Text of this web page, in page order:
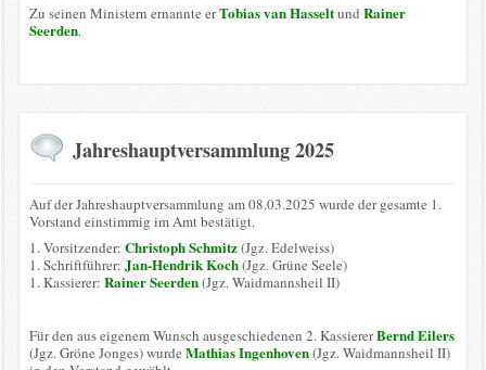
Zu seinen Ministern ernannte erTobias van Hasseltund Rainer
Seerden.
Jahreshauptversammlung 2025
Auf der Jahreshauptversammlung am 08.03.2025 wurde der gesamte 1.
Vorstand einstimmig im Amt bestätigt.
1. Vorsitzender: Christoph Schmitz(Jgz. Edelweiss)
1. Schriftführer: Jan-Hendrik Koch(Jgz. Grüne Seele)
1. Kassierer: Rainer Seerden(Jgz. Waidmannsheil II)
Für den aus eigenem Wunsch ausgeschiedenen 2. KassiererBernd Eilers
(Jgz. Gröne Jonges) wurde Mathias Ingenhoven(Jgz. Waidmannsheil II)